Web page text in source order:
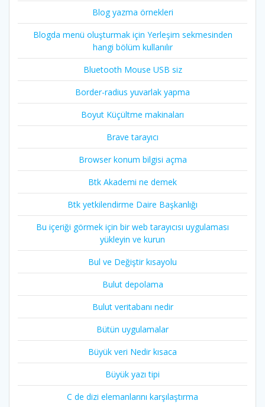
Blog yazma örnekleri
Blogda menü oluşturmak için Yerleşim sekmesinden
hangi bölüm kullanılır
Bluetooth Mouse USB siz
Border-radius yuvarlak yapma
Boyut Küçültme makinaları
Brave tarayıcı
Browser konum bilgisi açma
Btk Akademi ne demek
Btk yetkilendirme Daire Başkanlığı
Bu içeriği görmek için bir web tarayıcısı uygulaması
yükleyin ve kurun
Bul ve Değiştir kısayolu
Bulut depolama
Bulut veritabanı nedir
Bütün uygulamalar
Büyük veri Nedir kısaca
Büyük yazı tipi
C de dizi elemanlarını karşılaştırma